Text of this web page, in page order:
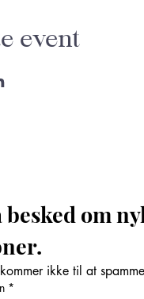
event
besked om
ikke til at
*